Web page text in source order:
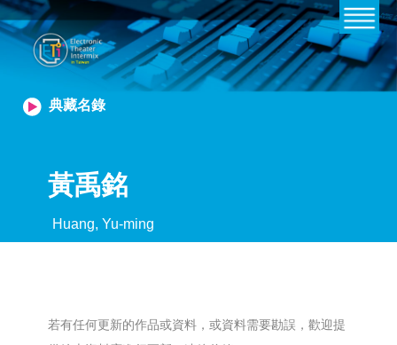
典藏名錄
黃禹銘
Huang, Yu-ming
若有任何更新的作品或資料，或資料需要勘誤，歡迎提